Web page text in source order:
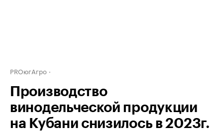
PROюгАгро
Производство
винодельческой продукции
на Кубани снизилось в 2023г.